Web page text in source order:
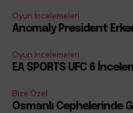
Oyun İncelemeleri
Anomaly President
Oyun İncelemeleri
EA SPORTS UFC 6
Bize Özel
Osmanlı Cephelerinde